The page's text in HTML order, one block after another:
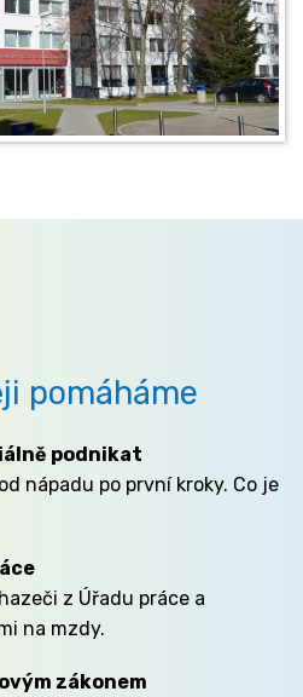
pomáháme
podnikat
nápadu po první kroky. Co je
z Úřadu práce a
na mzdy.
zákonem